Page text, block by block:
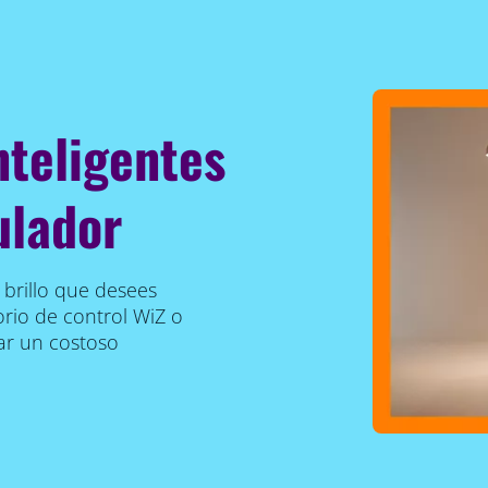
que desees
de control WiZ o
un costoso